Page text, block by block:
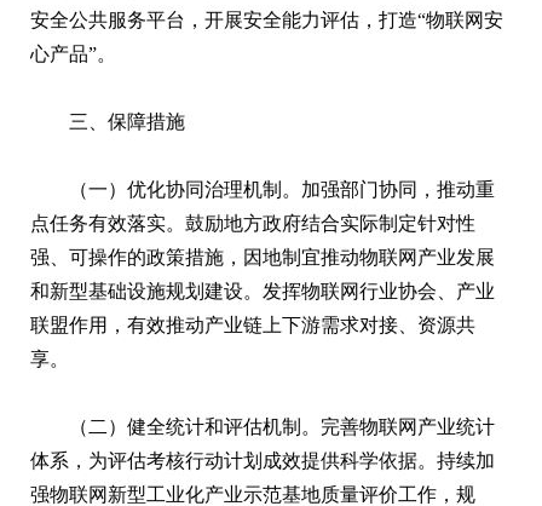
安全公共服务平台，开展安全能力评估，打造“物联网安
心产品”。
三、保障措施
（一）优化协同治理机制。加强部门协同，推动重
点任务有效落实。鼓励地方政府结合实际制定针对性
强、可操作的政策措施，因地制宜推动物联网产业发展
和新型基础设施规划建设。发挥物联网行业协会、产业
联盟作用，有效推动产业链上下游需求对接、资源共
享。
（二）健全统计和评估机制。完善物联网产业统计
体系，为评估考核行动计划成效提供科学依据。持续加
强物联网新型工业化产业示范基地质量评价工作，规